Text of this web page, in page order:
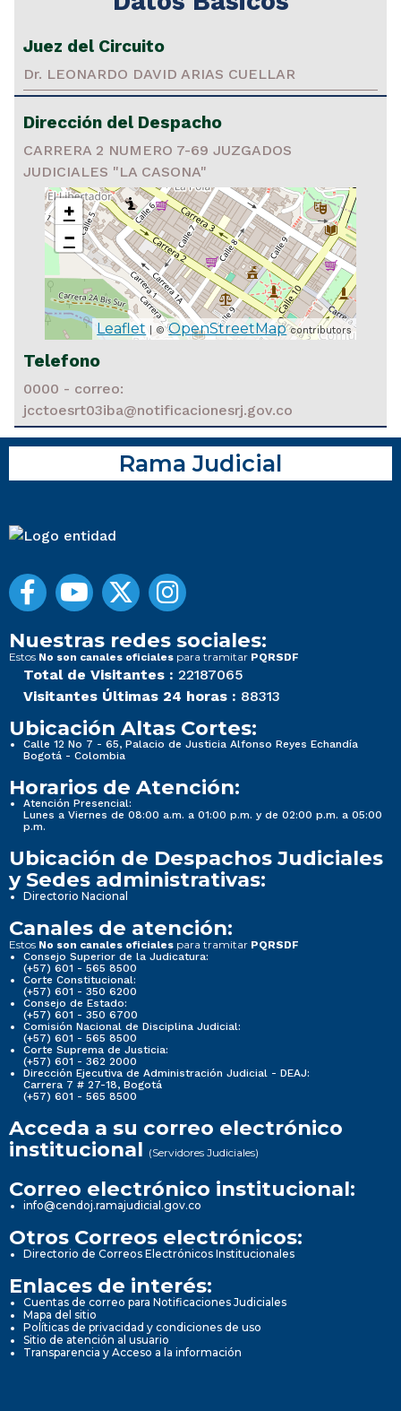
Juez del Circuito
Dr. LEONARDO DAVID ARIAS CUELLAR
Dirección del Despacho
CARRERA 2 NUMERO 7-69 JUZGADOS
JUDICIALES "LA CASONA"
+
−
Leaflet | ©OpenStreetMapcontributors
Telefono
0000 - correo:
jcctoesrt03iba@notificacionesrj.gov.co
Rama Judicial
Nuestras redes sociales:
Estos No son canales oficiales para tramitar PQRSDF
Total de Visitantes : 22187065
Visitantes Últimas 24 horas : 88313
Ubicación Altas Cortes:
Calle 12 No 7 - 65, Palacio de Justicia Alfonso Reyes Echandía
Bogotá - Colombia
Horarios de Atención:
Atención Presencial:
Lunes a Viernes de 08:00 a.m. a 01:00 p.m. y de 02:00 p.m. a 05:00
p.m.
Ubicación de Despachos Judiciales
y Sedes administrativas:
Directorio Nacional
Canales de atención:
Estos No son canales oficiales para tramitar PQRSDF
Consejo Superior de la Judicatura:
(+57) 601 - 565 8500
Corte Constitucional:
(+57) 601 - 350 6200
Consejo de Estado:
(+57) 601 - 350 6700
Comisión Nacional de Disciplina Judicial:
(+57) 601 - 565 8500
Corte Suprema de Justicia:
(+57) 601 - 362 2000
Dirección Ejecutiva de Administración Judicial - DEAJ:
Carrera 7 # 27-18, Bogotá
(+57) 601 - 565 8500
Acceda a su correo electrónico
institucional (Servidores Judiciales)
Correo electrónico institucional:
info@cendoj.ramajudicial.gov.co
Otros Correos electrónicos:
Directorio de Correos Electrónicos Institucionales
Enlaces de interés:
Cuentas de correo para Notificaciones Judiciales
Mapa del sitio
Políticas de privacidad y condiciones de uso
Sitio de atención al usuario
Transparencia y Acceso a la información